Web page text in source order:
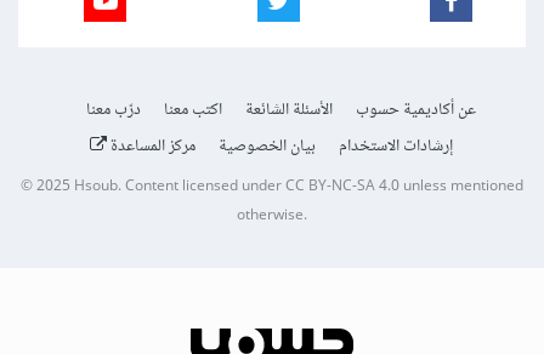
عن أكاديمية حسوب الأسئلة الشائعة اكتب معنا
درّب معنا
إرشادات الاستخدام
بيان الخصوصية مركز المساعدة
© 2025Hsoub.Content licensed underCC BY-NC-SA 4.0unless mentioned
otherwise.